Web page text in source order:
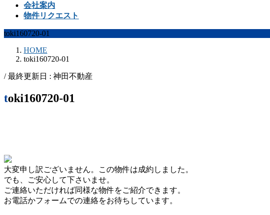
会社案内
物件リクエスト
toki160720-01
HOME
toki160720-01
/ 最終更新日 : 神田不動産
toki160720-01
大変申し訳ございません。この物件は成約しました。
でも、ご安心して下さいませ。
ご連絡いただければ同様な物件をご紹介できます。
お電話かフォームでの連絡をお待ちしています。